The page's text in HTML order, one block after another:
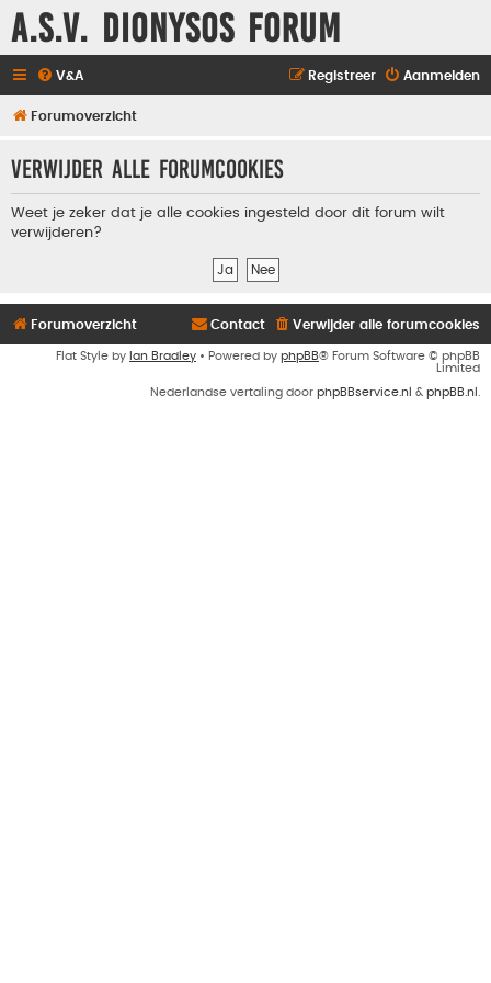
A.S.V. Dionysos Forum
V&A Aanmelden
Registreer
Forumoverzicht
Verwijder alle forumcookies
Weet je zeker dat je alle cookies ingesteld door dit forum wilt
verwijderen?
Forumoverzicht Verwijder alle forumcookies
Contact
Flat Style by Ian Bradley • Powered by phpBB® Forum Software © phpBB
Limited
Nederlandse vertaling door phpBBservice.nl & phpBB.nl